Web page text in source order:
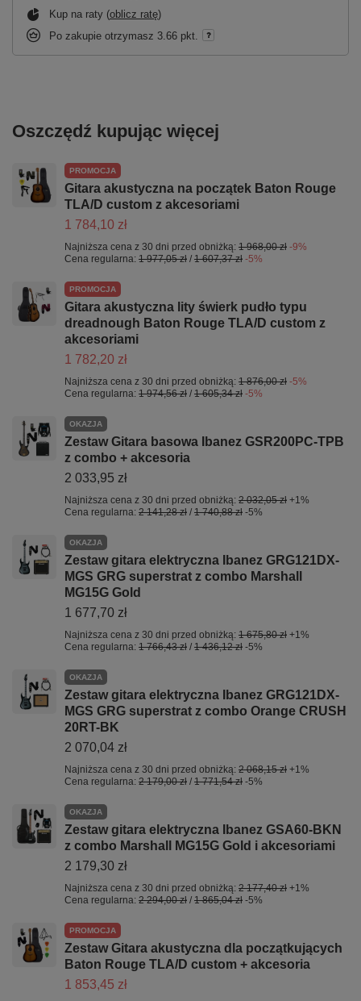
Kup na raty (oblicz ratę)
Po zakupie otrzymasz 3.66 pkt.
Oszczędź kupując więcej
PROMOCJA
Gitara akustyczna na początek Baton Rouge
TLA/D custom z akcesoriami
1 784,10 zł
Najniższa cena z 30 dni przed obniżką: 1 968,00 zł -9%
Cena regularna: 1 977,05 zł / 1 607,37 zł -5%
PROMOCJA
Gitara akustyczna lity świerk pudło typu
dreadnough Baton Rouge TLA/D custom z
akcesoriami
1 782,20 zł
Najniższa cena z 30 dni przed obniżką: 1 876,00 zł -5%
Cena regularna: 1 974,56 zł / 1 605,34 zł -5%
OKAZJA
Zestaw Gitara basowa Ibanez GSR200PC-TPB
z combo + akcesoria
2 033,95 zł
Najniższa cena z 30 dni przed obniżką: 2 032,05 zł +1%
Cena regularna: 2 141,28 zł / 1 740,88 zł -5%
OKAZJA
Zestaw gitara elektryczna Ibanez GRG121DX-
MGS GRG superstrat z combo Marshall
MG15G Gold
1 677,70 zł
Najniższa cena z 30 dni przed obniżką: 1 675,80 zł +1%
Cena regularna: 1 766,43 zł / 1 436,12 zł -5%
OKAZJA
Zestaw gitara elektryczna Ibanez GRG121DX-
MGS GRG superstrat z combo Orange CRUSH
20RT-BK
2 070,04 zł
Najniższa cena z 30 dni przed obniżką: 2 068,15 zł +1%
Cena regularna: 2 179,00 zł / 1 771,54 zł -5%
OKAZJA
Zestaw gitara elektryczna Ibanez GSA60-BKN
z combo Marshall MG15G Gold i akcesoriami
2 179,30 zł
Najniższa cena z 30 dni przed obniżką: 2 177,40 zł +1%
Cena regularna: 2 294,00 zł / 1 865,04 zł -5%
PROMOCJA
Zestaw Gitara akustyczna dla początkujących
Baton Rouge TLA/D custom + akcesoria
1 853,45 zł